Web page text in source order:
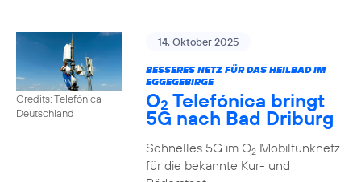
Credits: Telefónica
Deutschland
14. Oktober 2025
BESSERES NETZ FÜR DAS HEILBAD IM
EGGEGEBIRGE
O2 Telefónica bringt
5G nach Bad Driburg
Schnelles 5G im O2Mobilfunknetz
für die bekannte Kur- und